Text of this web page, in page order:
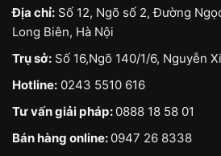
Địa chỉ: Số 12, Ngõ số 2, Đường
Long Biên, Hà Nội
Trụ sở: Số 16,Ngõ 140/1/6, Nguyễn
Hotline: 0243 5510 616
Tư vấn giải pháp: 0888 18 58 01
Bán hàng online: 0947 26 8338